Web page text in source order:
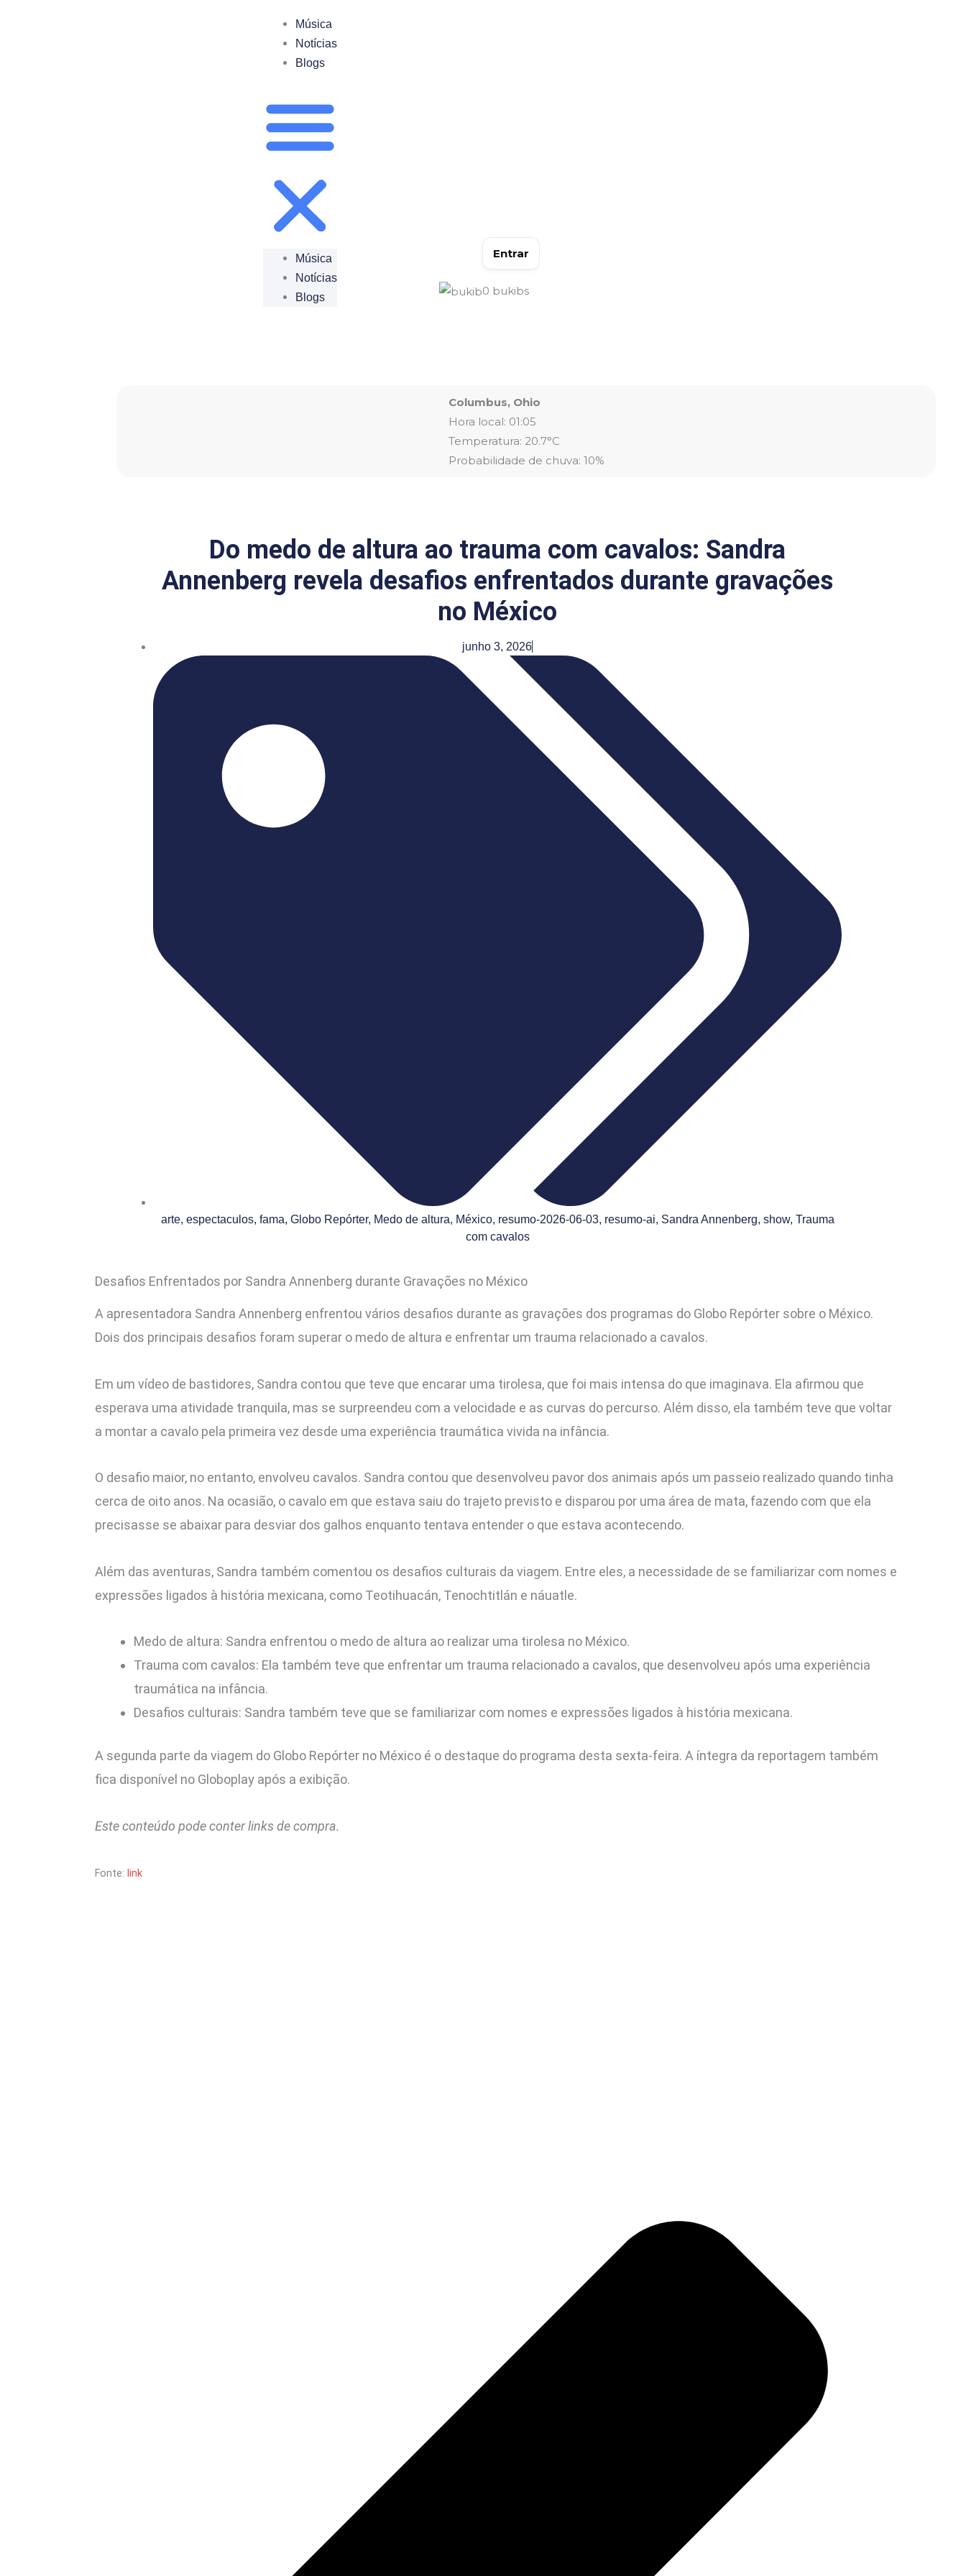
Música
Notícias
Blogs
Música
Notícias
Blogs
Entrar
0 bukibs
Columbus, Ohio
Hora local: 01:05
Temperatura: 20.7°C
Probabilidade de chuva: 10%
Do medo de altura ao trauma com cavalos: Sandra
Annenberg revela desafios enfrentados durante gravações
no México
junho 3, 2026
arte, espectaculos, fama, Globo Repórter, Medo de altura, México, resumo-2026-06-03, resumo-ai, Sandra Annenberg, show, Trauma
com cavalos
Desafios Enfrentados por Sandra Annenberg durante Gravações no México
A apresentadora Sandra Annenberg enfrentou vários desafios durante as gravações dos programas do Globo Repórter sobre o México.
Dois dos principais desafios foram superar o medo de altura e enfrentar um trauma relacionado a cavalos.
Em um vídeo de bastidores, Sandra contou que teve que encarar uma tirolesa, que foi mais intensa do que imaginava. Ela afirmou que
esperava uma atividade tranquila, mas se surpreendeu com a velocidade e as curvas do percurso. Além disso, ela também teve que voltar
a montar a cavalo pela primeira vez desde uma experiência traumática vivida na infância.
O desafio maior, no entanto, envolveu cavalos. Sandra contou que desenvolveu pavor dos animais após um passeio realizado quando tinha
cerca de oito anos. Na ocasião, o cavalo em que estava saiu do trajeto previsto e disparou por uma área de mata, fazendo com que ela
precisasse se abaixar para desviar dos galhos enquanto tentava entender o que estava acontecendo.
Além das aventuras, Sandra também comentou os desafios culturais da viagem. Entre eles, a necessidade de se familiarizar com nomes e
expressões ligados à história mexicana, como Teotihuacán, Tenochtitlán e náuatle.
Medo de altura: Sandra enfrentou o medo de altura ao realizar uma tirolesa no México.
Trauma com cavalos: Ela também teve que enfrentar um trauma relacionado a cavalos, que desenvolveu após uma experiência
traumática na infância.
Desafios culturais: Sandra também teve que se familiarizar com nomes e expressões ligados à história mexicana.
A segunda parte da viagem do Globo Repórter no México é o destaque do programa desta sexta-feira. A íntegra da reportagem também
fica disponível no Globoplay após a exibição.
Este conteúdo pode conter links de compra.
Fonte: link